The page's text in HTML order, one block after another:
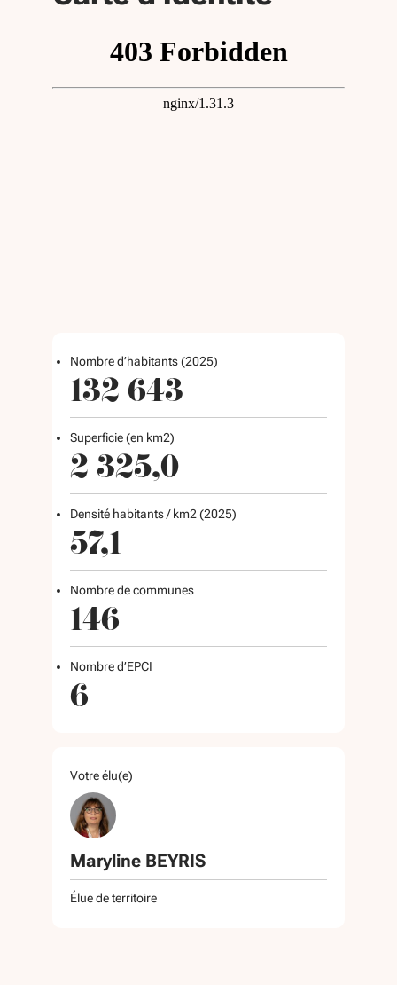
Nombre d’habitants (2025)
132 643
Superficie (en km2)
2 325,0
Densité habitants / km2 (2025)
57,1
Nombre de communes
146
Nombre d’EPCI
6
Votre élu(e)
Maryline BEYRIS
Élue de territoire